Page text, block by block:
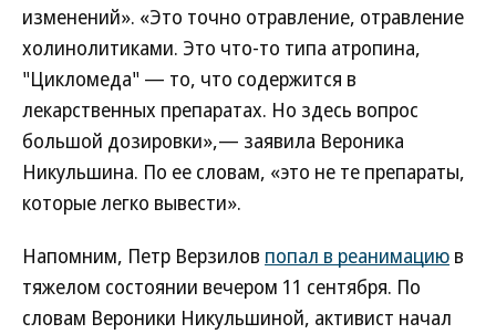
изменений». «Это точно отравление, отравление
холинолитиками. Это что-то типа атропина,
"Цикломеда" — то, что содержится в
лекарственных препаратах. Но здесь вопрос
большой дозировки»,— заявила Вероника
Никульшина. По ее словам, «это не те препараты,
которые легко вывести».
Напомним, Петр Верзилов попал в реанимацию в
тяжелом состоянии вечером 11 сентября. По
словам Вероники Никульшиной, активист начал